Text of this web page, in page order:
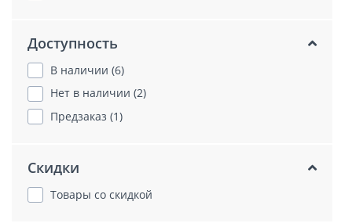
Доступность
В наличии (6)
Нет в наличии (2)
Предзаказ (1)
Скидки
Товары со скидкой